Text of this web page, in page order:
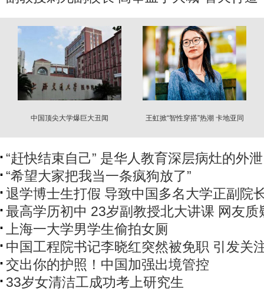
中国顶尖大学爆巨大丑闻
王虹掀“智性穿搭”热潮 卡地亚同
“赶快结束自己” 是华人教育深层病灶的外泄
“希望大家把我当一条疯狗放了”
退学博士生打假 导致中国多名大学正副院
最高学历初中 23岁副教授北大讲课 网友质
上海一大学男学生偷拍女厕
中国工程院书记李晓红突然被免职 引发关
交出你的护照！中国加强出境管控
33岁女清洁工成功考上研究生